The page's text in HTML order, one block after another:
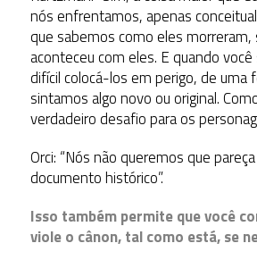
nós enfrentamos, apenas
que sabemos como eles
aconteceu com eles. E quando
difícil colocá-los em perigo, de uma
sintamos algo novo ou original.
verdadeiro desafio para os
Orci: “Nós não queremos que
documento histórico”.
Isso também permite que você
viole o cânon, tal como está, se